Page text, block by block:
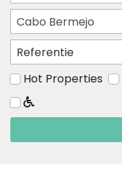
Cabo Bermejo
Hot Properties